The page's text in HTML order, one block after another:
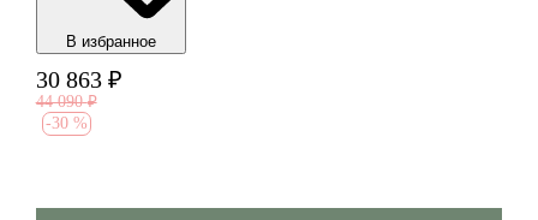
В избранноe
30 863 ₽
44 090 ₽
-30 %